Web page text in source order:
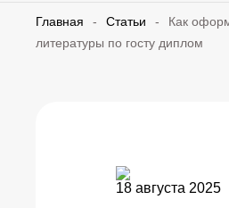
Главная - Статьи -
Как
литературы по госту диплом
18 августа 2025